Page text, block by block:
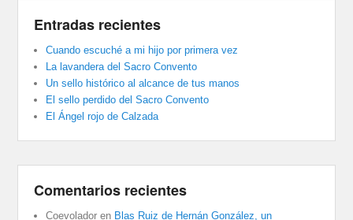
Entradas recientes
Cuando escuché a mi hijo por primera vez
La lavandera del Sacro Convento
Un sello histórico al alcance de tus manos
El sello perdido del Sacro Convento
El Ángel rojo de Calzada
Comentarios recientes
Coevolador en Blas Ruiz de Hernán González, un